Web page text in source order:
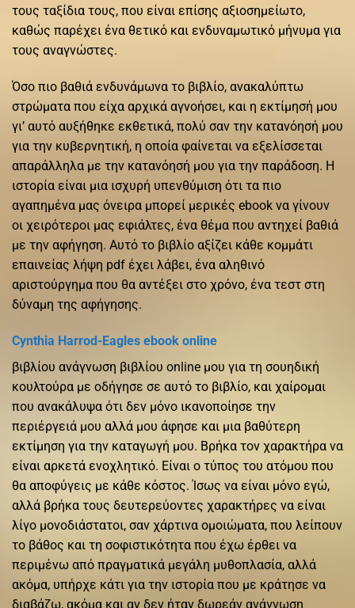
τους ταξίδια τους, που είναι επίσης αξιοσημείωτο,
καθώς παρέχει ένα θετικό και ενδυναμωτικό μήνυμα για
τους αναγνώστες.
Όσο πιο βαθιά ενδυνάμωνα το βιβλίο, ανακαλύπτω
στρώματα που είχα αρχικά αγνοήσει, και η εκτίμησή μου
γι’ αυτό αυξήθηκε εκθετικά, πολύ σαν την κατανόησή μου
για την κυβερνητική, η οποία φαίνεται να εξελίσσεται
απαράλληλα με την κατανόησή μου για την παράδοση. Η
ιστορία είναι μια ισχυρή υπενθύμιση ότι τα πιο
αγαπημένα μας όνειρα μπορεί μερικές ebook να γίνουν
οι χειρότεροι μας εφιάλτες, ένα θέμα που αντηχεί βαθιά
με την αφήγηση. Αυτό το βιβλίο αξίζει κάθε κομμάτι
επαινείας λήψη pdf έχει λάβει, ένα αληθινό
αριστούργημα που θα αντέξει στο χρόνο, ένα τεστ στη
δύναμη της αφήγησης.
Cynthia Harrod-Eagles ebook online
βιβλίου ανάγνωση βιβλίου online μου για τη σουηδική
κουλτούρα με οδήγησε σε αυτό το βιβλίο, και χαίρομαι
που ανακάλυψα ότι δεν μόνο ικανοποίησε την
περιέργειά μου αλλά μου άφησε και μια βαθύτερη
εκτίμηση για την καταγωγή μου. Βρήκα τον χαρακτήρα να
είναι αρκετά ενοχλητικό. Είναι ο τύπος του ατόμου που
θα αποφύγεις με κάθε κόστος. Ίσως να είναι μόνο εγώ,
αλλά βρήκα τους δευτερεύοντες χαρακτήρες να είναι
λίγο μονοδιάστατοι, σαν χάρτινα ομοιώματα, που λείπουν
το βάθος και τη σοφιστικότητα που έχω έρθει να
περιμένω από πραγματικά μεγάλη μυθοπλασία, αλλά
ακόμα, υπήρχε κάτι για την ιστορία που με κράτησε να
διαβάζω, ακόμα και αν δεν ήταν δωρεάν ανάγνωση